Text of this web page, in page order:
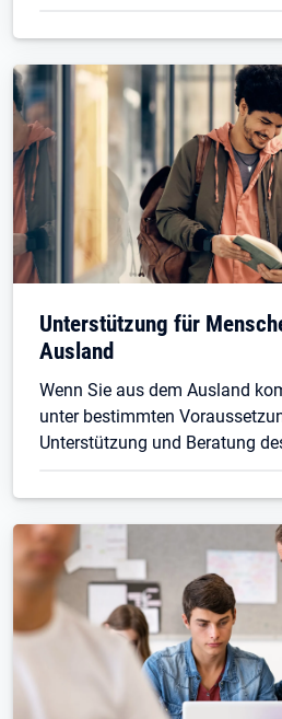
Unterstützung für
Ausland
Wenn Sie aus dem Ausland
unter bestimmten
Unterstützung und Beratung